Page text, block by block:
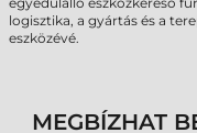
logisztika, a gyártás és a
eszközévé.
MEGBÍZHAT